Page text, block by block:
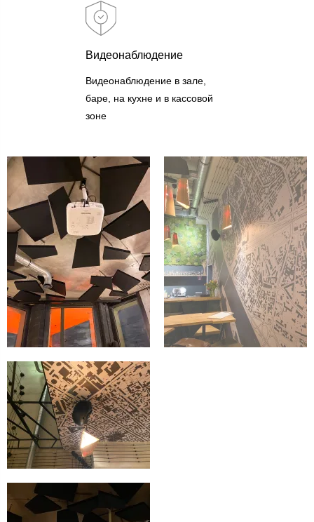
Видеонаблюдение
Видеонаблюдение в зале,
баре, на кухне и в кассовой
зоне